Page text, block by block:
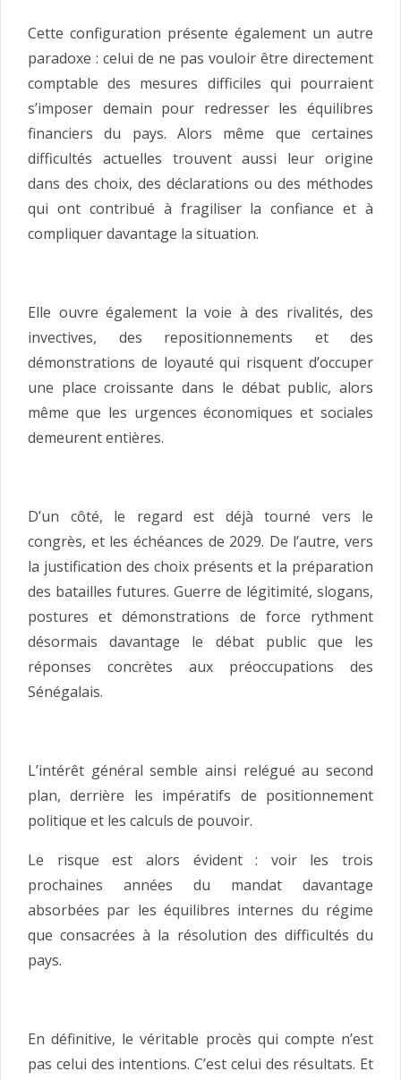
Cette configuration présente également un autre
paradoxe : celui de ne pas vouloir être directement
comptable des mesures difficiles qui pourraient
s’imposer demain pour redresser les équilibres
financiers du pays. Alors même que certaines
difficultés actuelles trouvent aussi leur origine
dans des choix, des déclarations ou des méthodes
qui ont contribué à fragiliser la confiance et à
compliquer davantage la situation.
Elle ouvre également la voie à des rivalités, des
invectives, des repositionnements et des
démonstrations de loyauté qui risquent d’occuper
une place croissante dans le débat public, alors
même que les urgences économiques et sociales
demeurent entières.
D’un côté, le regard est déjà tourné vers le
congrès, et les échéances de 2029. De l’autre, vers
la justification des choix présents et la préparation
des batailles futures. Guerre de légitimité, slogans,
postures et démonstrations de force rythment
désormais davantage le débat public que les
réponses concrètes aux préoccupations des
Sénégalais.
L’intérêt général semble ainsi relégué au second
plan, derrière les impératifs de positionnement
politique et les calculs de pouvoir.
Le risque est alors évident : voir les trois
prochaines années du mandat davantage
absorbées par les équilibres internes du régime
que consacrées à la résolution des difficultés du
pays.
En définitive, le véritable procès qui compte n’est
pas celui des intentions. C’est celui des résultats. Et